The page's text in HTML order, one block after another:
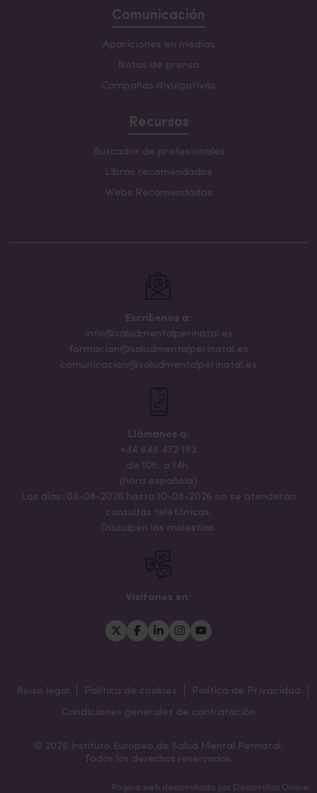
Comunicación
Apariciones en medios
Notas de prensa
Campañas divulgativas
Recursos
Buscador de profesionales
Libros recomendados
Webs Recomendadas
Escribenos a:
info@saludmentalperinatal.es
formacion@saludmentalperinatal.es
comunicacion@saludmentalperinatal.es
Llámanos a:
+34 648 472 183
de 10h. a 14h.
(hora española)
Los días: 03-08-2026 hasta 10-08-2026 no se atenderán
consultas telefónicas.
Disculpen las molestias.
Visítanos en:
Aviso legal Política de cookies
Política de Privacidad
Condiciones generales de contratación
© 2026 Instituto Europeo de Salud Mental Perinatal.
Todos los derechos reservados.
Página web desarrollada por Desarrollos Online